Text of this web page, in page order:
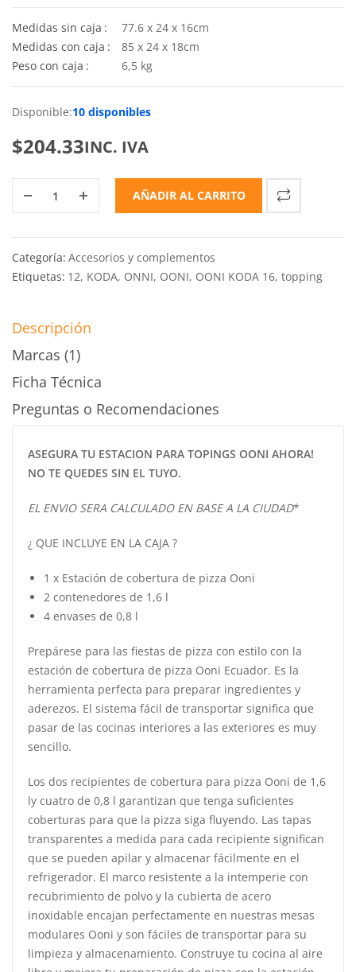
Medidas sin caja
77.6 x 24 x 16cm
Medidas con caja
85 x 24 x 18cm
Peso con caja
6,5 kg
Disponible:10 disponibles
$204.33INC. IVA
AÑADIR AL CARRITO
Categoría: Accesorios y complementos
Etiquetas: 12, KODA, ONNI, OONI, OONI KODA 16, topping
Descripción
Marcas (1)
Ficha Técnica
Preguntas o Recomendaciones
ASEGURA TU ESTACION PARA TOPINGS OONI AHORA!
NO TE QUEDES SIN EL TUYO.
EL ENVIO SERA CALCULADO EN BASE A LA CIUDAD*
¿ QUE INCLUYE EN LA CAJA ?
1 x Estación de cobertura de pizza Ooni
2 contenedores de 1,6 l
4 envases de 0,8 l
Prepárese para las fiestas de pizza con estilo con la
estación de cobertura de pizza Ooni Ecuador. Es la
herramienta perfecta para preparar ingredientes y
aderezos. El sistema fácil de transportar significa que
pasar de las cocinas interiores a las exteriores es muy
sencillo.
Los dos recipientes de cobertura para pizza Ooni de 1,6
ly cuatro de 0,8 l garantizan que tenga suficientes
coberturas para que la pizza siga fluyendo. Las tapas
transparentes a medida para cada recipiente significan
que se pueden apilar y almacenar fácilmente en el
refrigerador. El marco resistente a la intemperie con
recubrimiento de polvo y la cubierta de acero
inoxidable encajan perfectamente en nuestras mesas
modulares Ooni y son fáciles de transportar para su
limpieza y almacenamiento. Construye tu cocina al aire